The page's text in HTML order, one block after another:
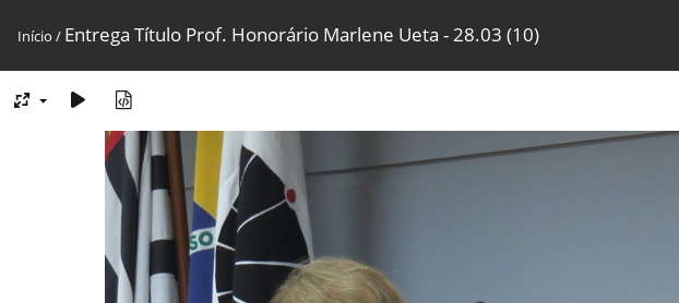
Início / Entrega Título Prof. Honorário Marlene Ueta - 28.03 (10)